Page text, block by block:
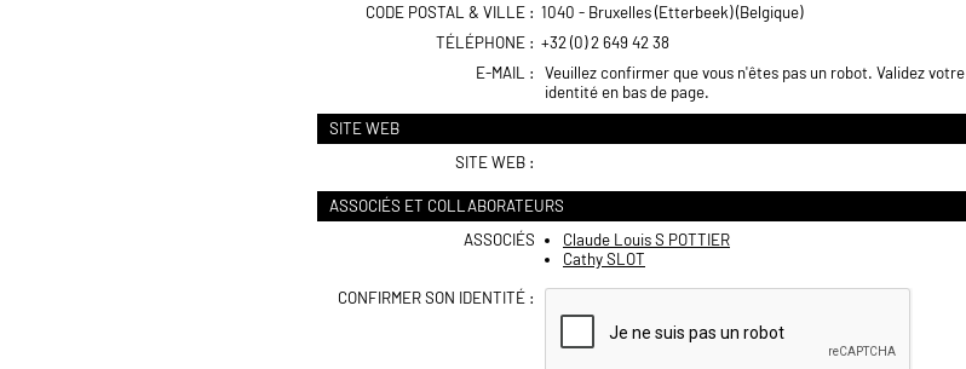
CODE POSTAL & VILLE : 1040 - Bruxelles (Etterbeek) (Belgique)
TÉLÉPHONE : +32 (0) 2 649 42 38
E-MAIL :
Veuillez confirmer que vous n'êtes pas un robot. Validez votre
identité en bas de page.
SITE WEB
SITE WEB :
ASSOCIÉS ET COLLABORATEURS
ASSOCIÉS
Claude Louis S POTTIER
Cathy SLOT
CONFIRMER SON IDENTITÉ :